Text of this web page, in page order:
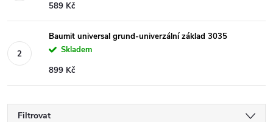
589 Kč
Baumit universal grund-univerzální základ 3035
Skladem
899 Kč
Filtrovat